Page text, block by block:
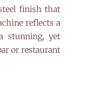
finish that
reflects a
stunning, yet
or restaurant.